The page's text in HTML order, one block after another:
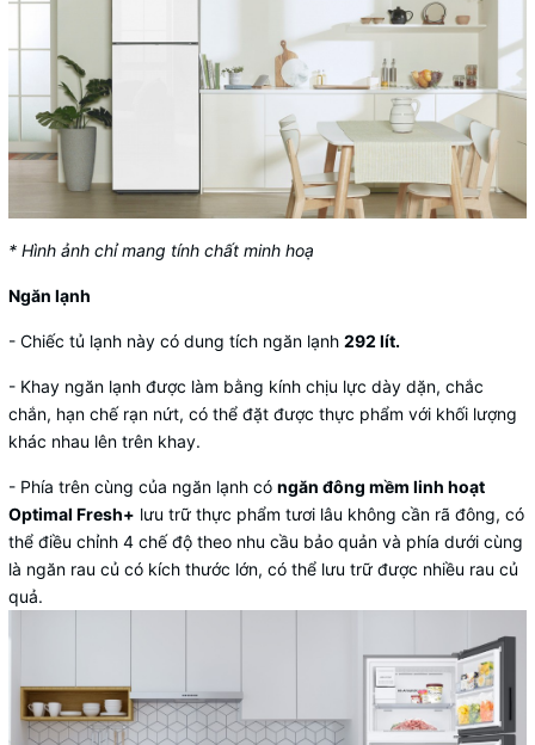
* Hình ảnh chỉ mang tính chất minh hoạ
Ngăn lạnh
- Chiếc tủ lạnh này có dung tích ngăn lạnh 292 lít.
- Khay ngăn lạnh được làm bằng kính chịu lực dày dặn, chắc
chắn, hạn chế rạn nứt, có thể đặt được thực phẩm với khối lượng
khác nhau lên trên khay.
- Phía trên cùng của ngăn lạnh có ngăn đông mềm linh hoạt
Optimal Fresh+ lưu trữ thực phẩm tươi lâu không cần rã đông, có
thể điều chỉnh 4 chế độ theo nhu cầu bảo quản và phía dưới cùng
là ngăn rau củ có kích thước lớn, có thể lưu trữ được nhiều rau củ
quả.